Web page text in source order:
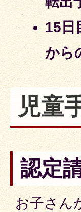
15日
から
児童
認定
お子さん